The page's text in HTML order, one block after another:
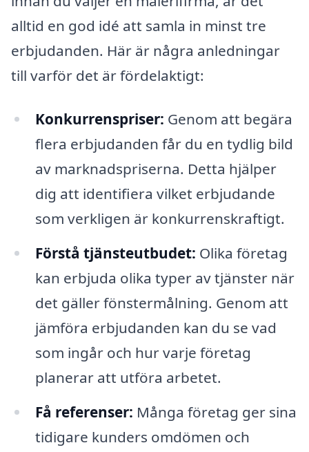
alltid en god idé att samla in minst tre
erbjudanden. Här är några anledningar
till varför det är fördelaktigt:
Konkurrenspriser: Genom att begära
flera erbjudanden får du en tydlig bild
av marknadspriserna. Detta hjälper
dig att identifiera vilket erbjudande
som verkligen är konkurrenskraftigt.
Förstå tjänsteutbudet: Olika företag
kan erbjuda olika typer av tjänster när
det gäller fönstermålning. Genom att
jämföra erbjudanden kan du se vad
som ingår och hur varje företag
planerar att utföra arbetet.
Få referenser: Många företag ger sina
tidigare kunders omdömen och